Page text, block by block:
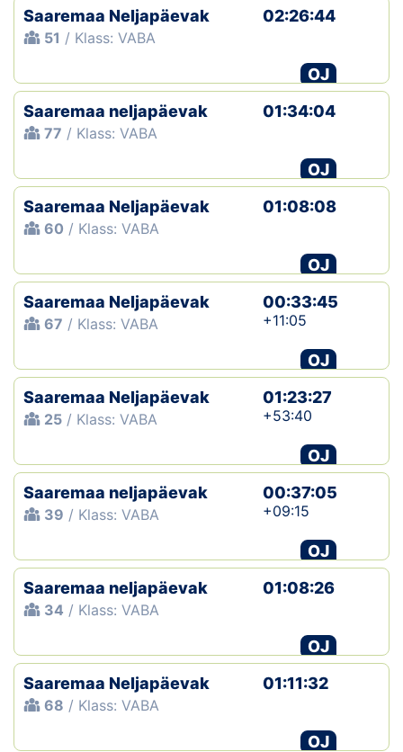
Saaremaa Neljapäevak
51 / Klass: VABA
02:26:44
OJ
Saaremaa neljapäevak
77 / Klass: VABA
01:34:04
OJ
Saaremaa Neljapäevak
60 / Klass: VABA
01:08:08
OJ
Saaremaa Neljapäevak
67 / Klass: VABA
00:33:45
+11:05
OJ
Saaremaa Neljapäevak
25 / Klass: VABA
01:23:27
+53:40
OJ
Saaremaa neljapäevak
39 / Klass: VABA
00:37:05
+09:15
OJ
Saaremaa neljapäevak
34 / Klass: VABA
01:08:26
OJ
Saaremaa Neljapäevak
68 / Klass: VABA
01:11:32
OJ